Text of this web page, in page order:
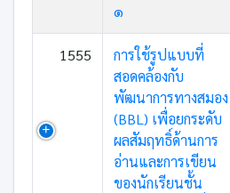
๑
1555
การใช้รูปแบบที่
สอดคล้องกับ
พัฒนาการทางสมอง
(BBL) เพื่อยกระดับ
ผลสัมฤทธิ์ด้านการ
อ่านและการเขียน
ของนักเรียนชั้น